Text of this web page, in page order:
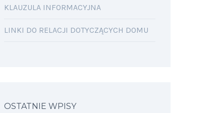
KLAUZULA INFORMACYJNA
LINKI DO RELACJI DOTYCZĄCYCH DOMU
OSTATNIE WPISY